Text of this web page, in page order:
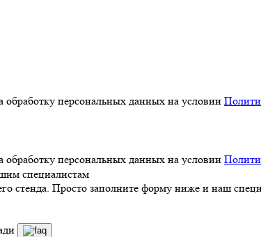
персональных данных на условии
персональных данных на условии
специалистам
стенда. Просто заполните форму ниже и наш